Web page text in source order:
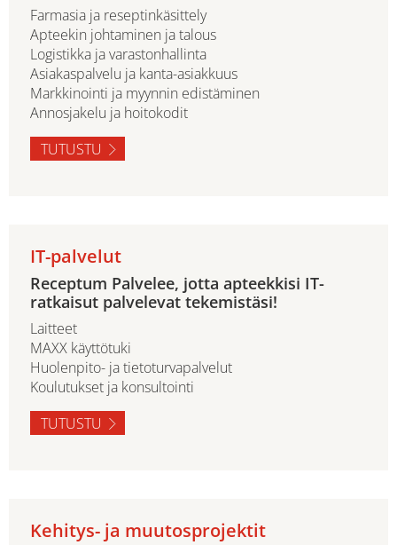
Farmasia ja reseptinkäsittely
Apteekin johtaminen ja talous
Logistikka ja varastonhallinta
Asiakaspalvelu ja kanta-asiakkuus
Markkinointi ja myynnin edistäminen
Annosjakelu ja hoitokodit
TUTUSTU
IT-palvelut
Receptum Palvelee, jotta apteekkisi IT-
ratkaisut palvelevat tekemistäsi!
Laitteet
MAXX käyttötuki
Huolenpito- ja tietoturvapalvelut
Koulutukset ja konsultointi
TUTUSTU
Kehitys- ja muutosprojektit